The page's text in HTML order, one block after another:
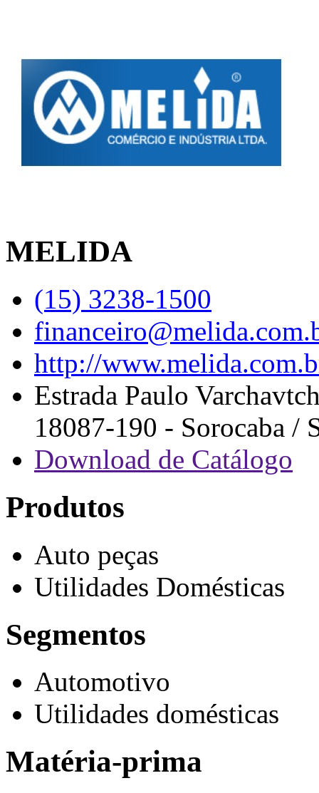
MELIDA
(15) 3238-1500
http://
Estrada Paulo
18087-190 - Sorocaba /
Download de Catálogo
Produtos
Auto peças
Utilidades Domésticas
Segmentos
Automotivo
Utilidades domésticas
Matéria-prima